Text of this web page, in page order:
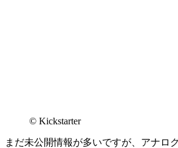
© Kickstarter
まだ未公開情報が多いですが、アナロ